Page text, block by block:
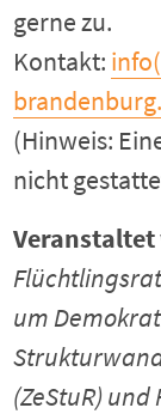
gerne zu.
Kontakt:
(Hinweis:
nicht
Veranstaltet
um
(ZeStuR) und